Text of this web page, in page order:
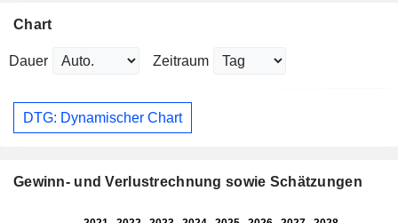
Chart
Dauer Zeitraum
DTG: Dynamischer Chart
Gewinn- und Verlustrechnung sowie Schätzungen